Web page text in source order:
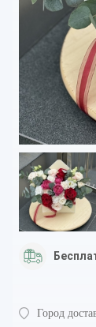
Город